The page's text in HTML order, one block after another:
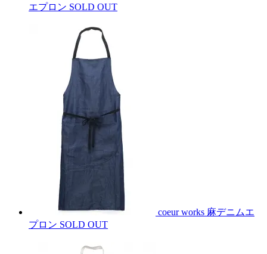
エプロン SOLD OUT
coeur works 麻デニムエ
プロン SOLD OUT